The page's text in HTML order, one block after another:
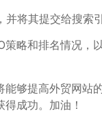
将其提交给搜索
略和排名情况，
够提高外贸网站
成功。加油！